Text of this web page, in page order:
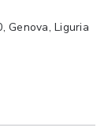
Genova, Liguria